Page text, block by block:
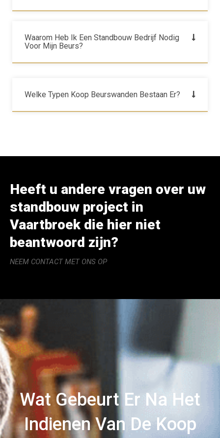
Waarom Heb Ik Een Standbouw Bedrijf Nodig
Voor Mijn Beurs?
Welke Typen Koop Beurswanden Bestaan Er?
Heeft u andere vragen over uw
standbouw project in
Vaartbroek die hier niet
beantwoord zijn?
NEEM CONTACT MET ONS OP
Wat Gebeurt Er Na Het
Indienen Van De Koop